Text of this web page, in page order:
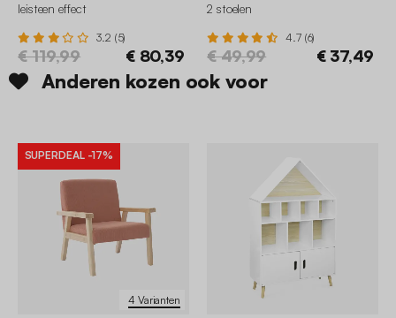
leisteen effect
3.2 (5)
€ 119,99 € 80,39
2 stoelen
4.7 (6)
€ 49,99 € 37,49
Anderen kozen ook voor
4 Varianten
SUPERDEAL -17%